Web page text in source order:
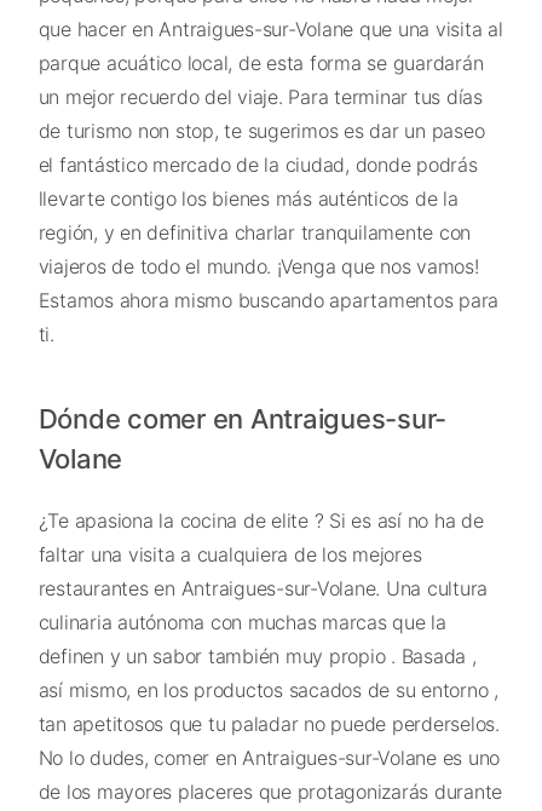
que hacer en Antraigues-sur-Volane que una visita al
parque acuático local, de esta forma se guardarán
un mejor recuerdo del viaje. Para terminar tus días
de turismo non stop, te sugerimos es dar un paseo
el fantástico mercado de la ciudad, donde podrás
llevarte contigo los bienes más auténticos de la
región, y en definitiva charlar tranquilamente con
viajeros de todo el mundo. ¡Venga que nos vamos!
Estamos ahora mismo buscando apartamentos para
ti.
Dónde comer en Antraigues-sur-
Volane
¿Te apasiona la cocina de elite ? Si es así no ha de
faltar una visita a cualquiera de los mejores
restaurantes en Antraigues-sur-Volane. Una cultura
culinaria autónoma con muchas marcas que la
definen y un sabor también muy propio . Basada ,
así mismo, en los productos sacados de su entorno ,
tan apetitosos que tu paladar no puede perderselos.
No lo dudes, comer en Antraigues-sur-Volane es uno
de los mayores placeres que protagonizarás durante